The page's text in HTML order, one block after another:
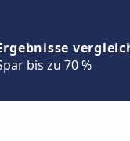
bis zu 70 %